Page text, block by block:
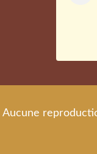
Aucune